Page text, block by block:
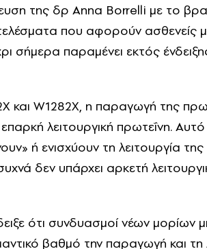
της δρ Anna Borrelli με το
που αφορούν ασθενείς
σήμερα παραμένει εκτός
και W1282X, η παραγωγή της
λειτουργική πρωτεΐνη. Αυτό
ή ενισχύουν τη λειτουργία
δεν υπάρχει αρκετή
ότι συνδυασμοί νέων μορίων
βαθμό την παραγωγή και τη